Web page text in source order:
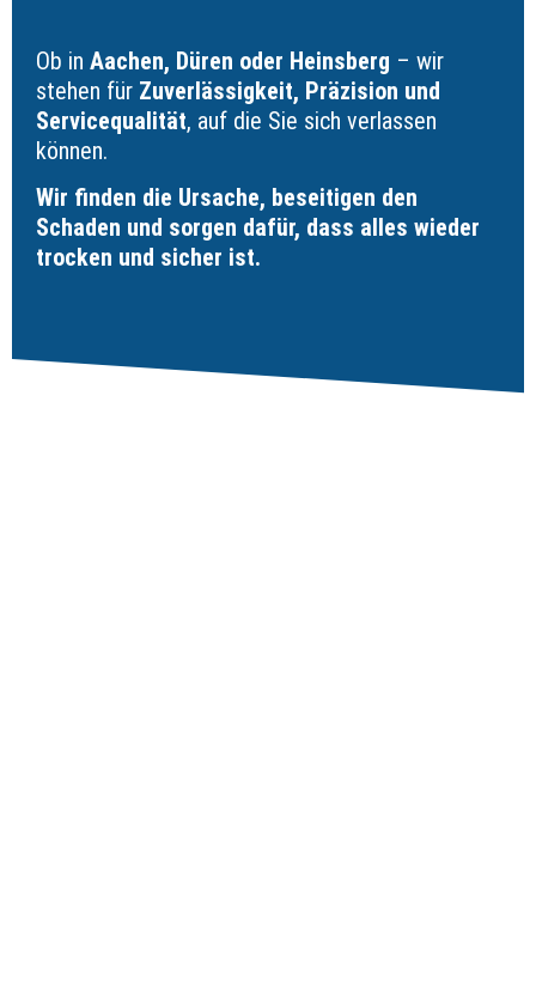
Ob in Aachen, Düren oder Heinsberg – wir
stehen für Zuverlässigkeit, Präzision und
Servicequalität, auf die Sie sich verlassen
können.
Wir finden die Ursache, beseitigen den
Schaden und sorgen dafür, dass alles wieder
trocken und sicher ist.